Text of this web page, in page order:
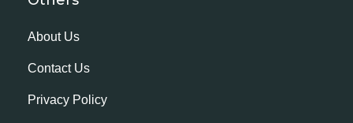
About Us
Contact Us
Privacy Policy